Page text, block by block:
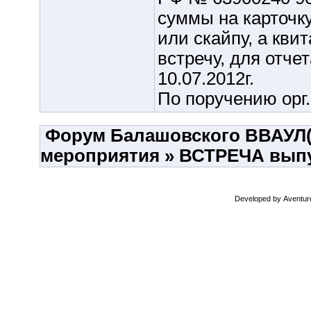
суммы на
или скайпу, а
встречу, для
10.07.2012г.
По поручению
Форум Балашовского
мероприятия » ВСТРЕЧА
Developed by